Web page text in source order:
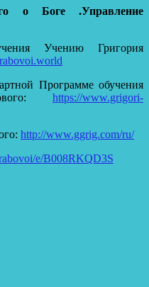
о Боге .Управление
Учению Григория
Программе обучения
https://www.grigori-
http://www.ggrig.com/ru/
e/B008RKQD3S